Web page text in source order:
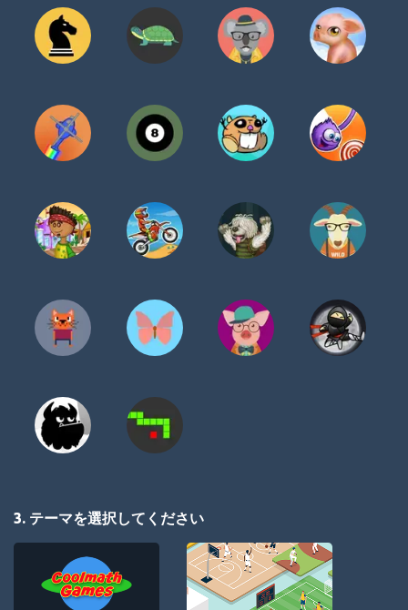
3. テーマを選択してください